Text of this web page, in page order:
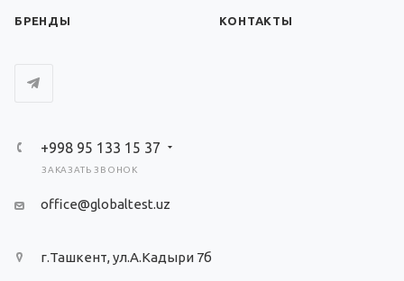
БРЕНДЫ КОНТАКТЫ
+998 95 133 15 37
ЗАКАЗАТЬ ЗВОНОК
office@globaltest.uz
г.Ташкент, ул.А.Кадыри 7б